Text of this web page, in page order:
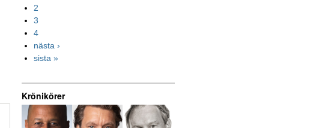
2
3
4
nästa ›
sista »
Krönikörer